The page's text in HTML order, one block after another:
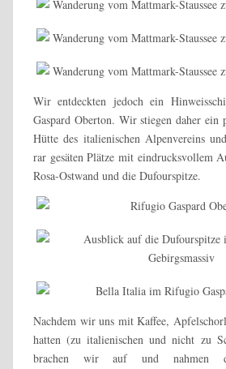
Wir entdeckten jedoch ein
Gaspard Oberton. Wir stiegen daher ein
Hütte des italienischen Alpenvereins
rar gesäten Plätze mit eindrucksvollem
Rosa-Ostwand und die Dufourspitze.
Nachdem wir uns mit Kaffee,
hatten (zu italienischen und nicht zu
brachen wir auf und nahmen